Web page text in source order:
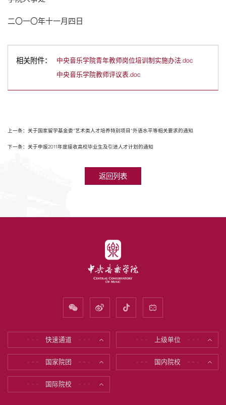
二〇一〇年十一月四 日
相关附件：
中央音乐学院青年教师岗位培训制实施办法.doc
中央音乐学院教师评议表.doc
上一条：关于国家留学基金委“艺术类人才培养特别项目”外语水平等相关要求的通知
下一条：关于申报2011年度接收高校毕业生及引进人才计划的通知
返回列表
快速通道 上级单位
国家院团 国内院校
国际院校